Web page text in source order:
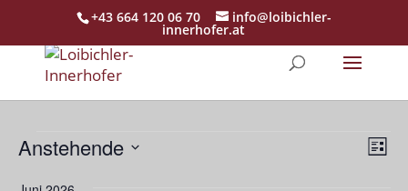
+43 664 120 06 70 info@loibichler-
innerhofer.at
Veranstaltungen Liste
Anstehende